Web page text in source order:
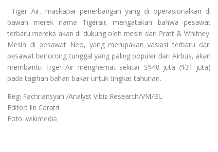
Tiger Air, maskapai penerbangan yang di operasionalkan di
bawah merek nama Tigerair, mengatakan bahwa pesawat
terbaru mereka akan di dukung oleh mesin dari Pratt & Whitney.
Mesin di pesawat Neo, yang merupakan vasiasi terbaru dari
pesawat berlorong tunggal yang paling populer dari Airbus, akan
membantu Tiger Air menghemat sekitar S$40 juta ($31 juta)
pada tagihan bahan bakar untuk tingkat tahunan.
Regi Fachriansyah /Analyst Vibiz Research/VM/BL
Editor: Iin Caratri
Foto: wikimedia